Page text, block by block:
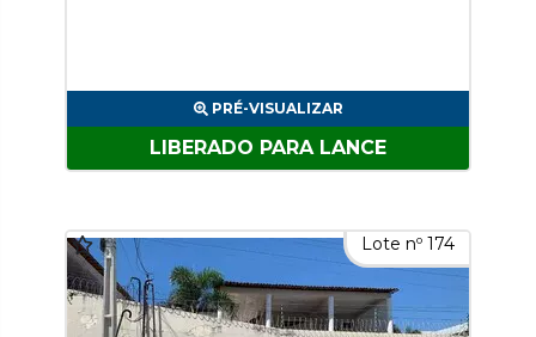
PRÉ-VISUALIZAR
LIBERADO PARA LANCE
Lote nº 174